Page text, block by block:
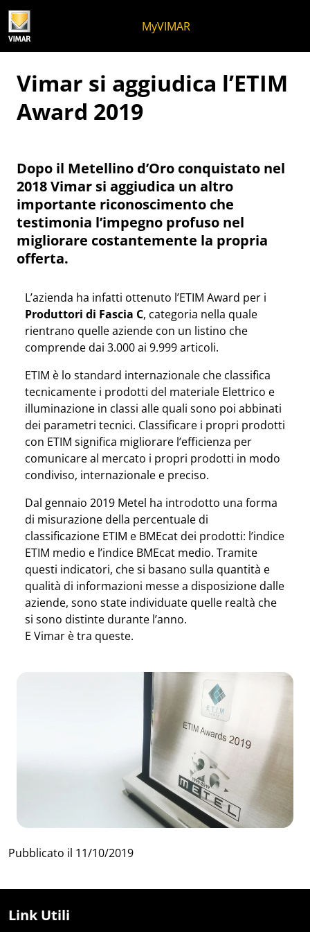
MyVIMAR
Vimar si aggiudica l’ETIM
Award 2019
Dopo il Metellino d’Oro conquistato nel
2018 Vimar si aggiudica un altro
importante riconoscimento che
testimonia l’impegno profuso nel
migliorare costantemente la propria
offerta.
L’azienda ha infatti ottenuto l’ETIM Award per i
Produttori di Fascia C, categoria nella quale
rientrano quelle aziende con un listino che
comprende dai 3.000 ai 9.999 articoli.
ETIM è lo standard internazionale che classifica
tecnicamente i prodotti del materiale Elettrico e
illuminazione in classi alle quali sono poi abbinati
dei parametri tecnici. Classificare i propri prodotti
con ETIM significa migliorare l’efficienza per
comunicare al mercato i propri prodotti in modo
condiviso, internazionale e preciso.
Dal gennaio 2019 Metel ha introdotto una forma
di misurazione della percentuale di
classificazione ETIM e BMEcat dei prodotti: l’indice
ETIM medio e l’indice BMEcat medio. Tramite
questi indicatori, che si basano sulla quantità e
qualità di informazioni messe a disposizione dalle
aziende, sono state individuate quelle realtà che
si sono distinte durante l’anno.
E Vimar è tra queste.
Pubblicato il 11/10/2019
Link Utili